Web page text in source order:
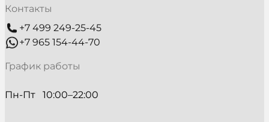
Контакты
+7 499 249-25-45
+7 965 154-44-70
График работы
Пн-Пт   10:00–22:00